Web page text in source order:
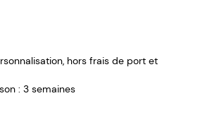
hors frais de port et
: 3 semaines